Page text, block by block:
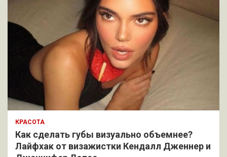
КРАСОТА
Как сделать губы визуально объемнее?
Лайфхак от визажистки Кендалл Дженнер и